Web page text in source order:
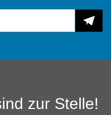
zur Stelle!